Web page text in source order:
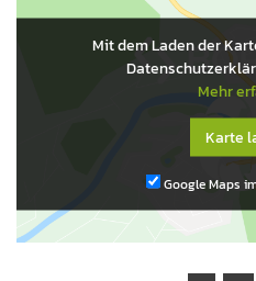
Mit dem Laden der
Mehr
Karte
Google Maps